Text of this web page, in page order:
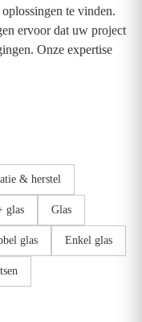
te vinden.
ervoor dat uw project
Onze expertise
& herstel
glas Glas
glas Enkel glas